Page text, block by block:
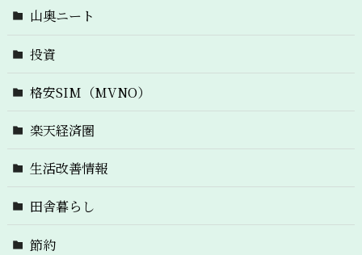
山奥ニート
投資
格安SIM（MVNO）
楽天経済圏
生活改善情報
田舎暮らし
節約